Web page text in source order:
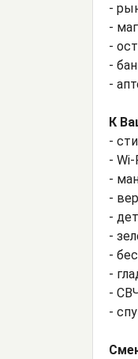
-
-
-
-
-
К
-
-
-
-
-
-
-
-
-
-